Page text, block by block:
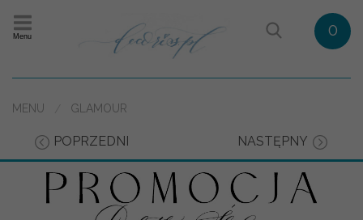
Menu 0
MENU GLAMOUR
POPRZEDNI NASTĘPNY